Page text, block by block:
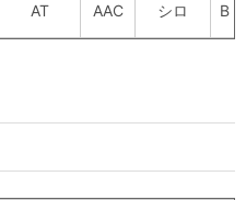
AT AAC シロ B